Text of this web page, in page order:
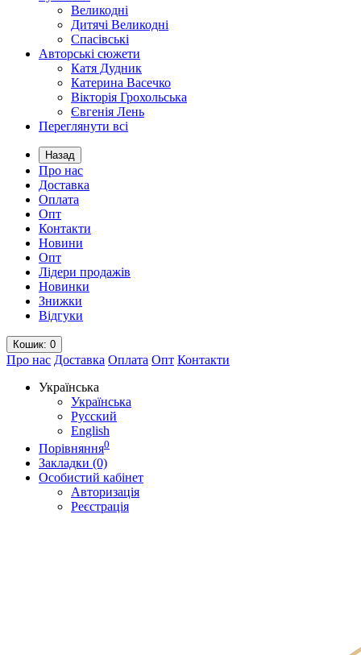
Великодні
Дитячі Великодні
Спасівські
Авторські сюжети
Катя Дудник
Катерина Васечко
Вікторія Грохольська
Євгенія Лень
Переглянути всі
Назад
Про нас
Доставка
Оплата
Опт
Контакти
Новини
Опт
Лідери продажів
Новинки
Знижки
Відгуки
Кошик: 0
Про нас Доставка Оплата Опт Контакти
Українська
Українська
Русский
English
Порівняння0
Закладки (0)
Особистий кабінет
Авторизація
Реєстрація